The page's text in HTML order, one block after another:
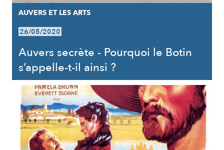
AUVERS ET LES ARTS
26/05/2020
Auvers secrète - Pourquoi le Botin
s’appelle-t-il ainsi ?